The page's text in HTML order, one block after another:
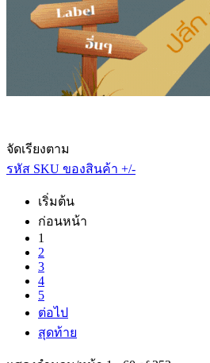
จัดเรียงตาม
รหัส SKU ของสินค้า +/-
เริ่มต้น
ก่อนหน้า
1
2
3
4
5
ต่อไป
สุดท้าย